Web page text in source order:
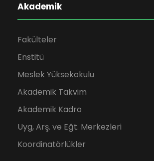
Akademik
Fakülteler
Enstitü
Meslek Yüksekokulu
Akademik Takvim
Akademik Kadro
Uyg, Arş. ve Eğt. Merkezleri
Koordinatörlükler